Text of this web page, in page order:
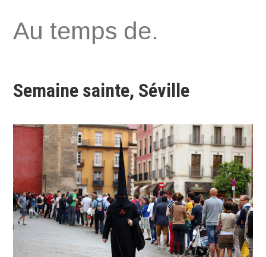
au
Au temps de.
Semaine sainte, Séville